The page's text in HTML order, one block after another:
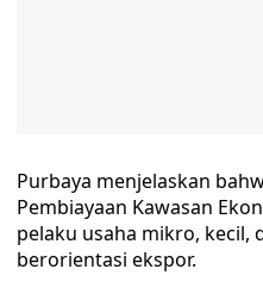
Purbaya menjelaskan
Pembiayaan Kawasan
pelaku usaha mikro, kecil,
berorientasi ekspor.